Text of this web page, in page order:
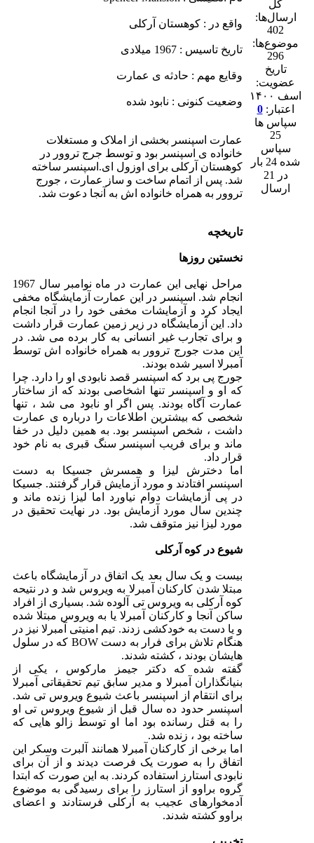
ارسال‌ها:
402
موضوع‌ها:
296
تاریخ
عضویت:
اسف ۱۴۰۰
اعتبار:0
سپاس ها
25
سپاس
شده 24 بار
در 21
ارسال
واقع در : کوهستان آرکلی
تاریخ تاسیس : 1967 میلادی
وقایع مهم : حادثه ی عمارت
وضعیت کنونی : نابود شده
عمارت اسپنسر بخشی از املاک و مستغلات
خانواده ی اسپنسر بود و توسط جرج تروور در
کوهستان آرکلی برای اوزول ای.اسپنسر ساخته
شد. پس از اتمام ساخت و ساز عمارت ، جورج
تروور به همراه خانواده اش به آنجا دعوت شد.
تاریخچه
نخستین روزها
مراحل نهایی این عمارت در ماه نوامبر سال 1967
انجام شد. اسپنسر در این عمارت آزمایشگاه مخفی
ایجاد کرد و آزمایشات مخفی خود را در آنجا انجام
داد. این آزمایشگاه در زیر زمین عمارت قرار داشت
و برای تجارب غیر انسانی به کار برده می شد. در
این مدت جورج تروور به همراه خانواده اش توسط
آمبرلا اسیر شده بودند.
جورج پی برد که اسپنسر قصد نابودی او را دارد. چرا
که او و اسپنسر تنها اشخاصی بودند که از ساختار
عمارت آگاه بودند. پس اگر او نابود می شد ، تنها
شخصی که بیشترین اطلاعات را درباره ی عمارت
داشت ، شخص اسپنسر بود. به همین دلیل در خفا
ماند و برای فریب اسپنسر سنگ قبری به نام خود
قرار داد.
اما دخترش لیزا و همسرش جسیکا به دست
اسپنسر افتادند و مورد آزمایش قرار گرفتند. جسیکا
در پی آزمایشات دوام نیاورد اما لیزا زنده ماند و
چندین سال مورد آزمایش بود. در نهایت تحقیق در
مورد لیزا نیز متوقف شد.
شیوع در کوه آرکلی
بیست و یک سال بعد یک اتفاق در آزمایشگاه باعث
مبتلا شدن کارکنان آمبرلا به ویروس شد و در نتیحه
کوه آرکلی به ویروس تی آلوده شد. بسیاری از افراد
ساکن آنجا و کارکنان آمبرلا یا به ویروس مبتلا شده
و یا دست به خودکشی زدند. تیم امنیتی آمبرلا نیز در
هنگام تلاش برای فرار به دست BOW که در سلول
هایشان بودند ، کشته شدند.
گفته شده که دکتر جیمز مارکوس ، یکی از
بنیانگذاران آمبرلا و مدیر سابق تیم تحقیقاتی آمبرلا
برای انتقام از اسپنسر باعث شیوع ویروس تی شد.
اسپنسر حدود ده سال قبل از شیوع ویروس تی او
را به قتل رسانده بود اما او توسط زالو هایی که
ساخته بود ، زنده شد.
اما برخی از کارکنان آمبرلا همانند آلبرت وسکر این
اتفاق را به صورت یک فرصت دیدند و از آن برای
نابودی استارز استفاده کردند. به این صورت که ابتدا
گروه براوو از استارز را برای رسیدگی به موضوع
آدمخوارهای عجیب به آرکلی فرستادند و اعضای
براوو کشته شدند.